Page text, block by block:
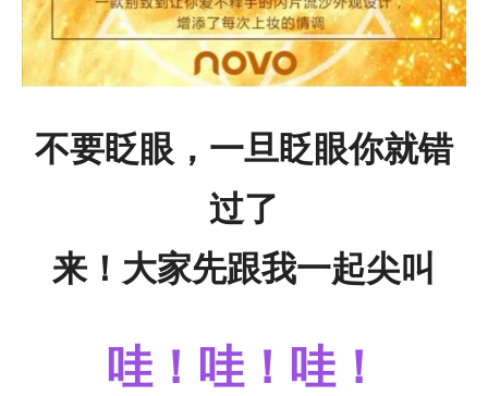
不要眨眼，一旦眨眼你就错
过了
来！大家先跟我一起尖叫
哇！哇！哇！